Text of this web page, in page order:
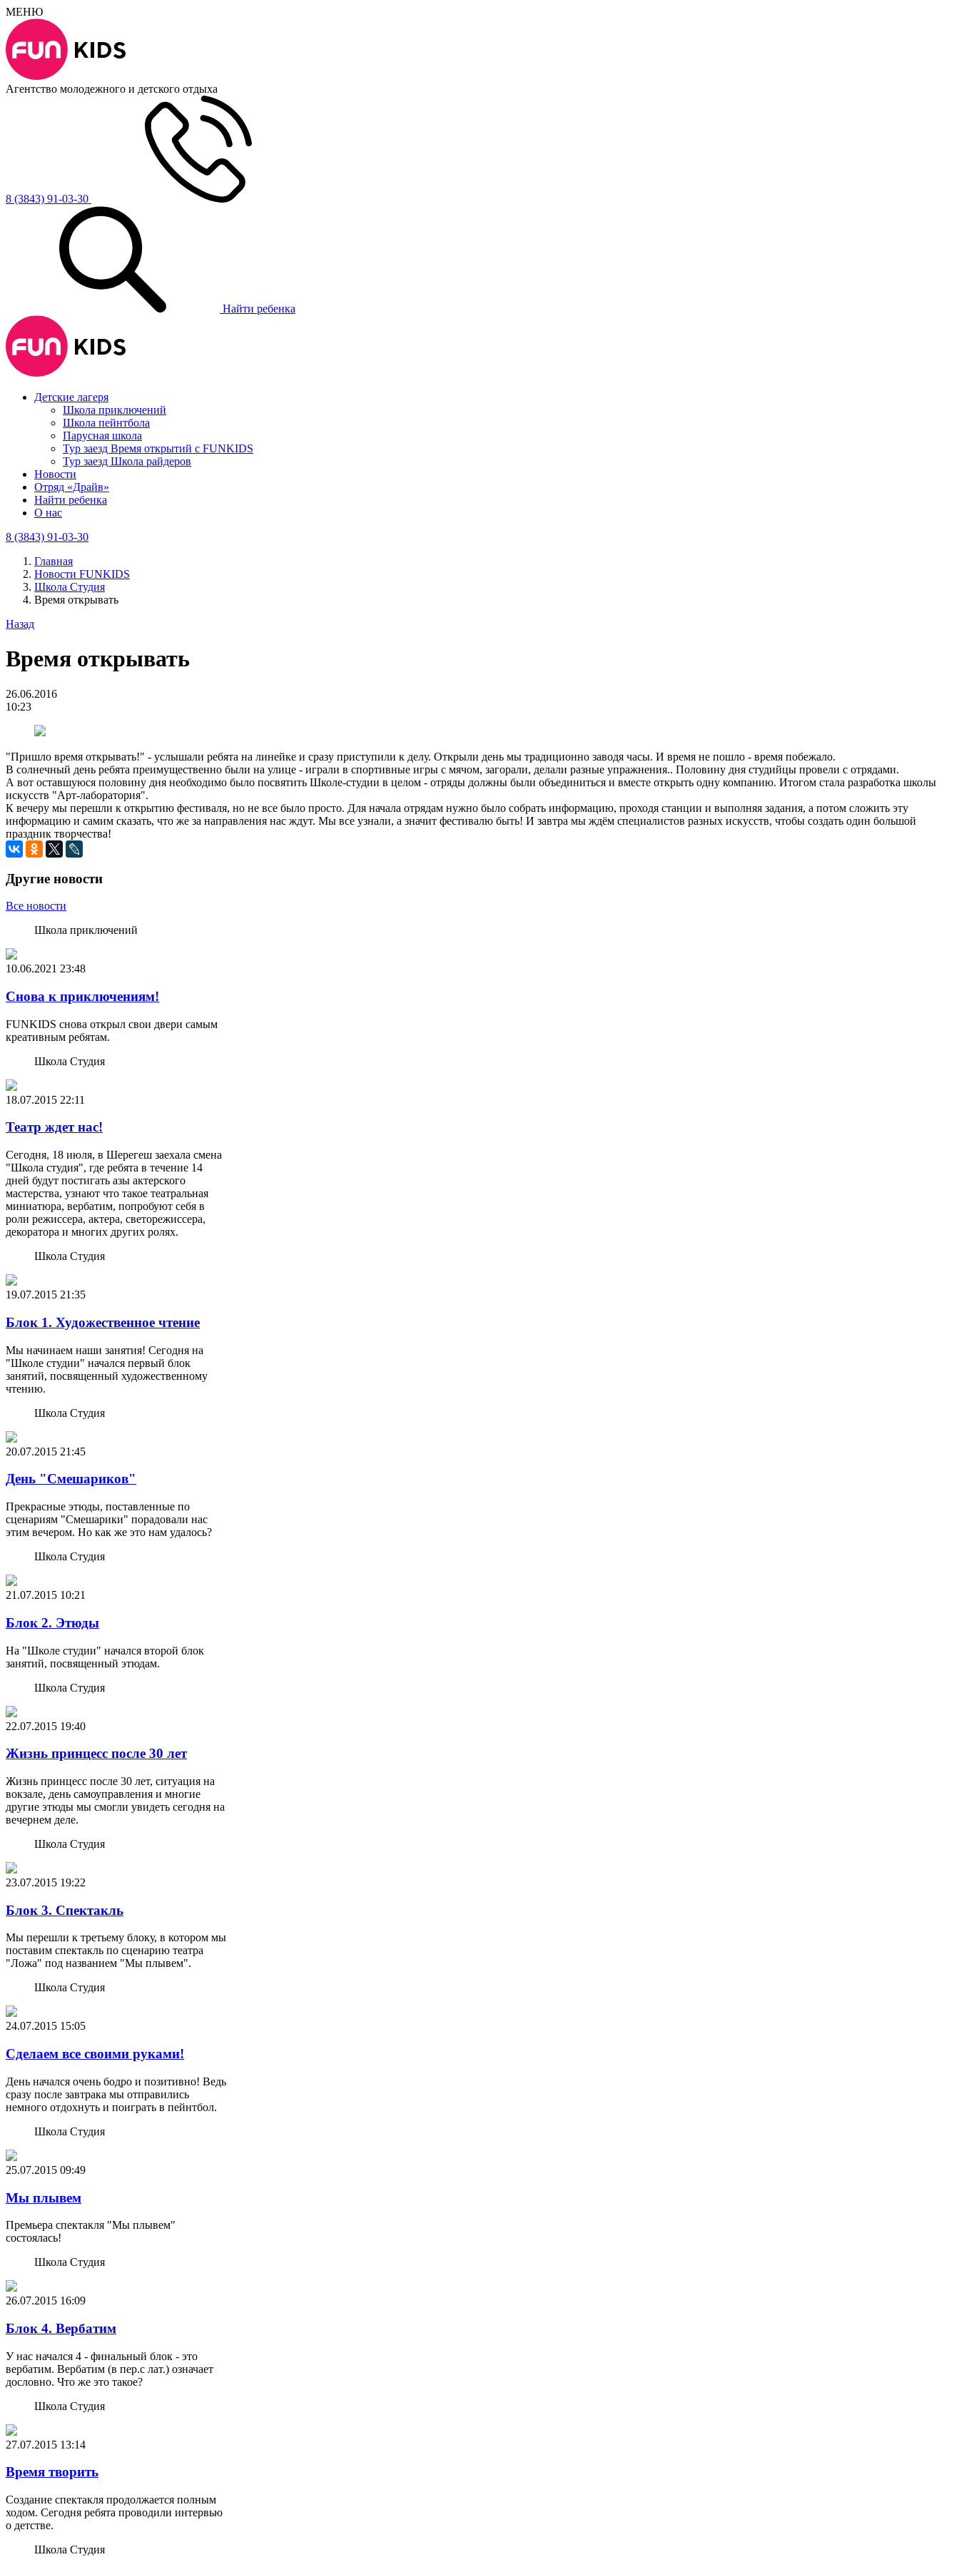
МЕНЮ
Агентство молодежного и детского отдыха
8 (3843) 91-03-30
Найти ребенка
Детские лагеря
Школа приключений
Школа пейнтбола
Парусная школа
Тур заезд Время открытий с FUNKIDS
Тур заезд Школа райдеров
Новости
Отряд «Драйв»
Найти ребенка
О нас
8 (3843) 91-03-30
Главная
Новости FUNKIDS
Школа Студия
Время открывать
Назад
Время открывать
26.06.2016
10:23
"Пришло время открывать!" - услышали ребята на линейке и сразу приступили к делу. Открыли день мы традиционно заводя часы. И время не пошло - время побежало.
В солнечный день ребята преимущественно были на улице - играли в спортивные игры с мячом, загорали, делали разные упражнения.. Половину дня студийцы провели с отрядами.
А вот оставшуюся половину дня необходимо было посвятить Школе-студии в целом - отряды должны были объединиться и вместе открыть одну компанию. Итогом стала разработка школы
искусств "Арт-лаборатория".
К вечеру мы перешли к открытию фестиваля, но не все было просто. Для начала отрядам нужно было собрать информацию, проходя станции и выполняя задания, а потом сложить эту
информацию и самим сказать, что же за направления нас ждут. Мы все узнали, а значит фестивалю быть! И завтра мы ждём специалистов разных искусств, чтобы создать один большой
праздник творчества!
Другие новости
Все новости
Школа приключений
10.06.2021 23:48
Снова к приключениям!
FUNKIDS снова открыл свои двери самым
креативным ребятам.
Школа Студия
18.07.2015 22:11
Театр ждет нас!
Сегодня, 18 июля, в Шерегеш заехала смена
"Школа студия", где ребята в течение 14
дней будут постигать азы актерского
мастерства, узнают что такое театральная
миниатюра, вербатим, попробуют себя в
роли режиссера, актера, светорежиссера,
декоратора и многих других ролях.
Школа Студия
19.07.2015 21:35
Блок 1. Художественное чтение
Мы начинаем наши занятия! Сегодня на
"Школе студии" начался первый блок
занятий, посвященный художественному
чтению.
Школа Студия
20.07.2015 21:45
День "Смешариков"
Прекрасные этюды, поставленные по
сценариям "Смешарики" порадовали нас
этим вечером. Но как же это нам удалось?
Школа Студия
21.07.2015 10:21
Блок 2. Этюды
На "Школе студии" начался второй блок
занятий, посвященный этюдам.
Школа Студия
22.07.2015 19:40
Жизнь принцесс после 30 лет
Жизнь принцесс после 30 лет, ситуация на
вокзале, день самоуправления и многие
другие этюды мы смогли увидеть сегодня на
вечернем деле.
Школа Студия
23.07.2015 19:22
Блок 3. Спектакль
Мы перешли к третьему блоку, в котором мы
поставим спектакль по сценарию театра
"Ложа" под названием "Мы плывем".
Школа Студия
24.07.2015 15:05
Сделаем все своими руками!
День начался очень бодро и позитивно! Ведь
сразу после завтрака мы отправились
немного отдохнуть и поиграть в пейнтбол.
Школа Студия
25.07.2015 09:49
Мы плывем
Премьера спектакля "Мы плывем"
состоялась!
Школа Студия
26.07.2015 16:09
Блок 4. Вербатим
У нас начался 4 - финальный блок - это
вербатим. Вербатим (в пер.с лат.) означает
дословно. Что же это такое?
Школа Студия
27.07.2015 13:14
Время творить
Создание спектакля продолжается полным
ходом. Сегодня ребята проводили интервью
о детстве.
Школа Студия